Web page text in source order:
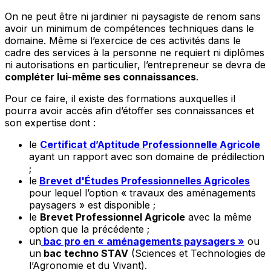
On ne peut être ni jardinier ni paysagiste de renom sans
avoir un minimum de compétences techniques dans le
domaine. Même si l’exercice de ces activités dans le
cadre des services à la personne ne requiert ni diplômes
ni autorisations en particulier, l’entrepreneur se devra de
compléter lui-même ses connaissances.
Pour ce faire, il existe des formations auxquelles il
pourra avoir accès afin d’étoffer ses connaissances et
son expertise dont :
le Certificat d’Aptitude Professionnelle Agricole
ayant un rapport avec son domaine de prédilection
;
le Brevet d'Études Professionnelles Agricoles
pour lequel l’option « travaux des aménagements
paysagers » est disponible ;
le Brevet Professionnel Agricole avec la même
option que la précédente ;
un bac pro en « aménagements paysagers » ou
un bac techno STAV (Sciences et Technologies de
l’Agronomie et du Vivant).